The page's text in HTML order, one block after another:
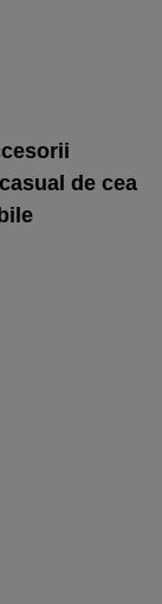
de cea